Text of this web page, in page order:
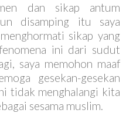
dan sikap antum
disamping itu saya
sikap yang
ini dari sudut
saya memohon maaf
gesekan-gesekan
tidak menghalangi kita
sesama muslim.